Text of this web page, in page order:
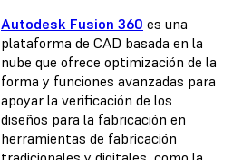
Autodesk Fusion 360 es una
plataforma de CAD basada en la
nube que ofrece optimización de la
forma y funciones avanzadas para
apoyar la verificación de los
diseños para la fabricación en
herramientas de fabricación